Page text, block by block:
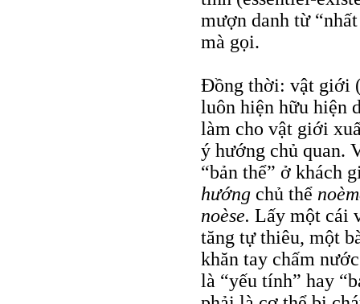
mượn danh từ
mà gọi.
Đồng thời: vật giới
luôn hiện hữu hiện
làm cho vật giới
ý hướng chủ quan.
“bản thể” ở khách
hướng chủ thể
noèse. Lấy một cái
tăng tự thiêu, một
khăn tay chấm
là “yếu tính” hay